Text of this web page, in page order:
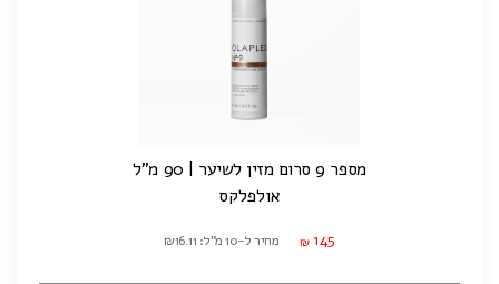
מספר 9 סרום מזין לשיער | 90 מ"ל
אולפלקס
₪ 145 מחיר ל-10 מ"ל: ₪16.11